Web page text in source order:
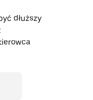
dłuższy